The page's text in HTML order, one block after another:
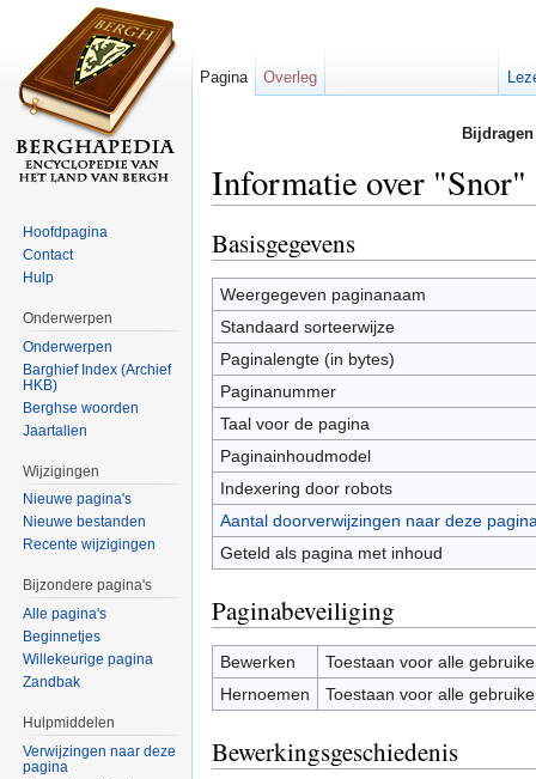
Informatie over "Snor"
Basisgegevens
Weergegeven paginanaam
Standaard sorteerwijze
Paginalengte (in bytes)
Paginanummer
Taal voor de pagina
Paginainhoudmodel
Indexering door robots
Aantal doorverwijzingen naar deze
Geteld als pagina met inhoud
Paginabeveiliging
Bewerken
Toestaan voor alle
Hernoemen
Toestaan voor alle
Bewerkingsgeschiedenis
Pagina Overleg
Hoofdpagina
Contact
Hulp
Onderwerpen
Onderwerpen
Barghief Index (Archief
HKB)
Berghse woorden
Jaartallen
Wijzigingen
Nieuwe pagina's
Nieuwe bestanden
Recente wijzigingen
Bijzondere pagina's
Alle pagina's
Beginnetjes
Willekeurige pagina
Zandbak
Hulpmiddelen
Verwijzingen naar deze
pagina